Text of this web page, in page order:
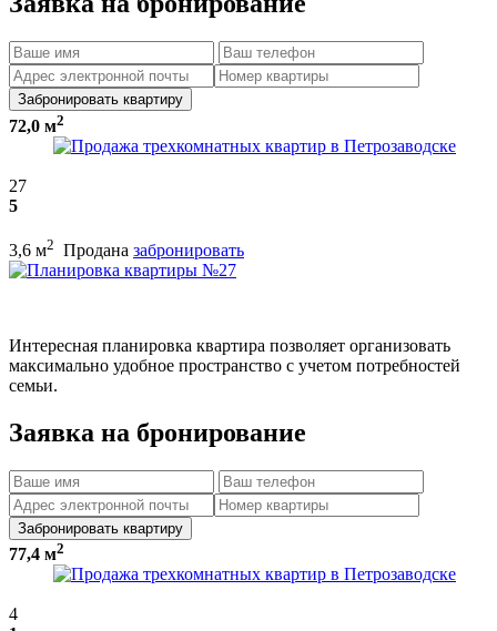
Забронировать квартиру
72,0 м2
27
5
3,6 м2 Продана забронировать
Интересная планировка квартира позволяет организовать
максимально удобное пространство с учетом потребностей
семьи.
Заявка на бронирование
Забронировать квартиру
77,4 м2
4